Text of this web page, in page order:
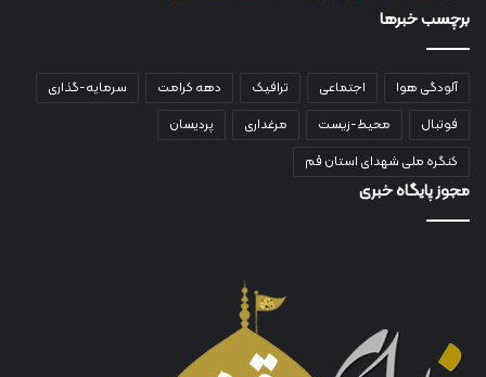
برچسب خبرها
آلودگی هوا اجتماعی ترافیک دهه کرامت
سرمایه-گذاری
فوتبال
محیط-زیست مرغداری
پردیسان
کنگره ملی شهدای استان قم
مجوز پایگاه خبری